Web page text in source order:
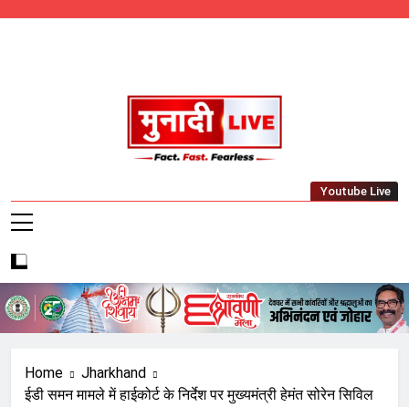
Munadi Live – Jharkhand's Leading Local
Youtube Live
Home
Jharkhand
ईडी समन मामले में हाईकोर्ट के निर्देश पर मुख्यमंत्री हेमंत सोरेन सिविल